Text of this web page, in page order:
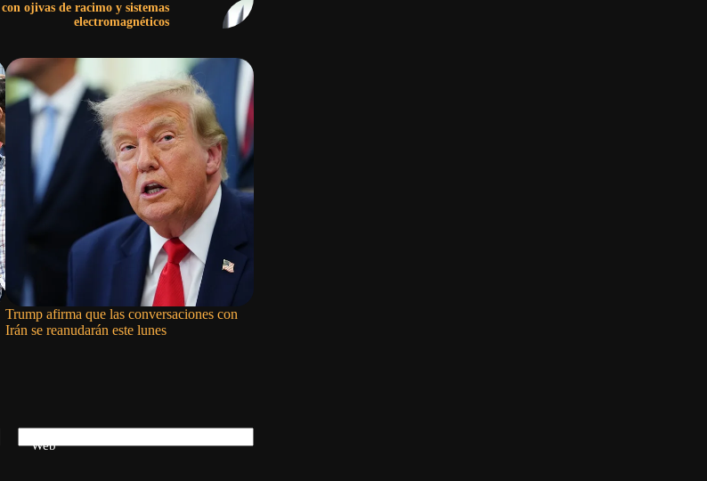
con ojivas de racimo y sistemas
electromagnéticos
Trump afirma que las conversaciones con
Irán se reanudarán este lunes
Web